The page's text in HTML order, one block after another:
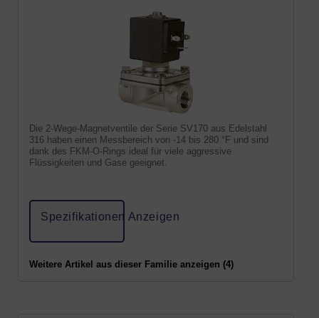
Die 2-Wege-Magnetventile der Serie SV170 aus Edelstahl
316 haben einen Messbereich von -14 bis 280 °F und sind
dank des FKM-O-Rings ideal für viele aggressive
Flüssigkeiten und Gase geeignet.
Spezifikationen Anzeigen
Weitere Artikel aus dieser Familie anzeigen (4)